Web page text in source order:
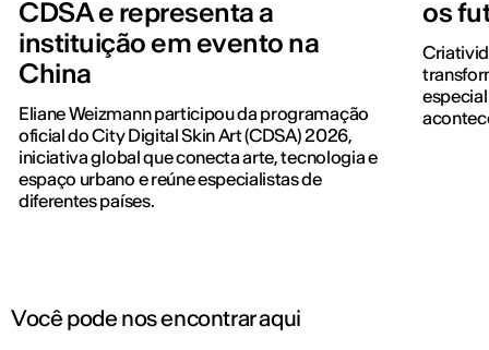
CDSA e representa a
instituição em evento na
China
Eliane Weizmann participou da programação
oficial do City Digital Skin Art (CDSA) 2026,
iniciativa global que conecta arte, tecnologia e
espaço urbano e reúne especialistas de
diferentes países.
os
Você pode nos encontrar aqui